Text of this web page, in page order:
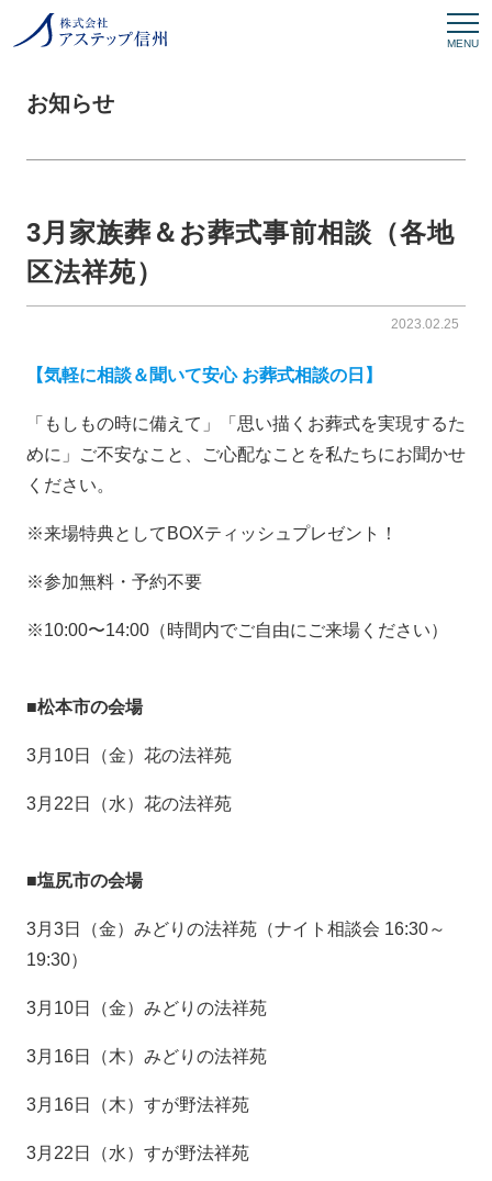
MENU
お知らせ
2023.02.25
3月家族葬＆お葬式事前相談（各地
区法祥苑）
【気軽に相談＆聞いて安心 お葬式相談の日】
「もしもの時に備えて」「思い描くお葬式を実現するた
めに」ご不安なこと、ご心配なことを私たちにお聞かせ
ください。
※来場特典としてBOXティッシュプレゼント！
※参加無料・予約不要
※10:00〜14:00（時間内でご自由にご来場ください）
■松本市の会場
3月10日（金）花の法祥苑
3月22日（水）花の法祥苑
■塩尻市の会場
3月3日（金）みどりの法祥苑（ナイト相談会 16:30～
19:30）
3月10日（金）みどりの法祥苑
3月16日（木）みどりの法祥苑
3月16日（木）すが野法祥苑
3月22日（水）すが野法祥苑